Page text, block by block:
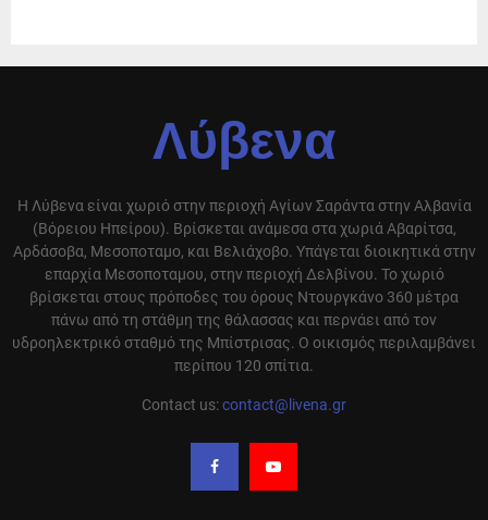
Λύβενα
Η Λύβενα είναι χωριό στην περιοχή Αγίων Σαράντα στην Αλβανία
(Βόρειου Ηπείρου). Βρίσκεται ανάμεσα στα χωριά Αβαρίτσα,
Αρδάσοβα, Μεσοποταμο, και Βελιάχοβο. Υπάγεται διοικητικά στην
επαρχία Μεσοποταμου, στην περιοχή Δελβίνου. Το χωριό
βρίσκεται στους πρόποδες του όρους Ντουργκάνο 360 μέτρα
πάνω από τη στάθμη της θάλασσας και περνάει από τον
υδροηλεκτρικό σταθμό της Μπίστρισας. Ο οικισμός περιλαμβάνει
περίπου 120 σπίτια.
Contact us:contact@livena.gr